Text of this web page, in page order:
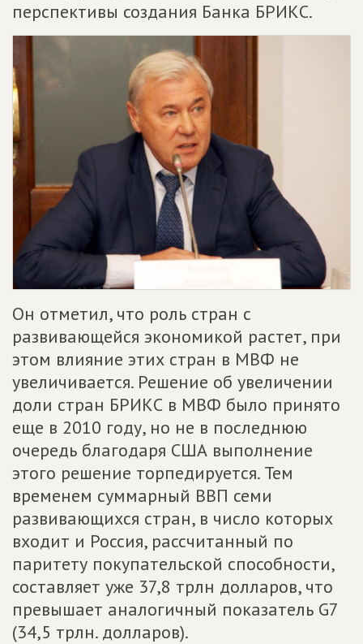
перспективы создания Банка БРИКС.
Он отметил, что роль стран с
развивающейся экономикой растет, при
этом влияние этих стран в МВФ не
увеличивается. Решение об увеличении
доли стран БРИКС в МВФ было принято
еще в 2010 году, но не в последнюю
очередь благодаря США выполнение
этого решение торпедируется. Тем
временем суммарный ВВП семи
развивающихся стран, в число которых
входит и Россия, рассчитанный по
паритету покупательской способности,
составляет уже 37,8 трлн долларов, что
превышает аналогичный показатель G7
(34,5 трлн. долларов).